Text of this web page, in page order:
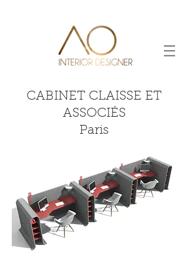
CABINET CLAISSE ET
ASSOCIÉS
Paris